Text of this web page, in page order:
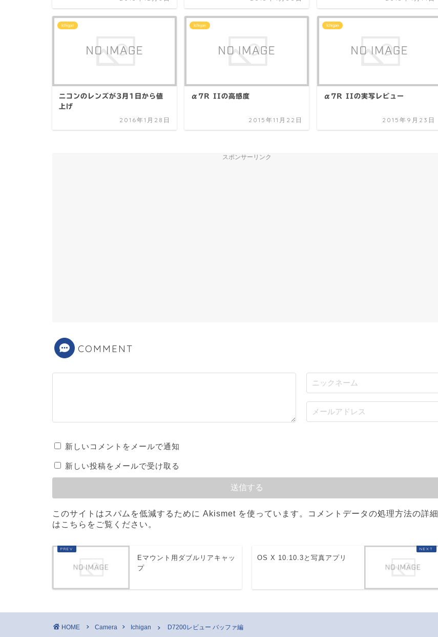
Ichigan
ニコンのレンズが3月1日から値
上げ
2016年1月28日
Ichigan
α7R IIの高感度
2015年11月22日
Ichigan
α7R IIの実写レビュー
2015年9月23日
スポンサーリンク
COMMENT
新しいコメントをメールで通知
新しい投稿をメールで受け取る
このサイトはスパムを低減するために Akismet を使っています。
コメントデータの処理方法の詳細
はこちらをご覧ください 。
Eマウント用ダブルリアキャッ
プ
OS X 10.10.3と写真アプリ
HOME Camera Ichigan D7200レビュー バッファ編